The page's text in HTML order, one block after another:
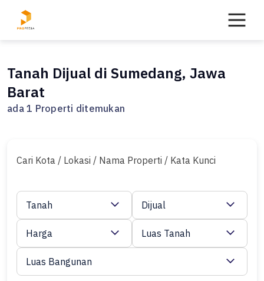
Tanah Dijual di Sumedang, Jawa
Barat
ada 1 Properti ditemukan
Cari Kota / Lokasi / Nama Properti / Kata Kunci
Tanah Dijual
Harga Luas Tanah
Luas Bangunan